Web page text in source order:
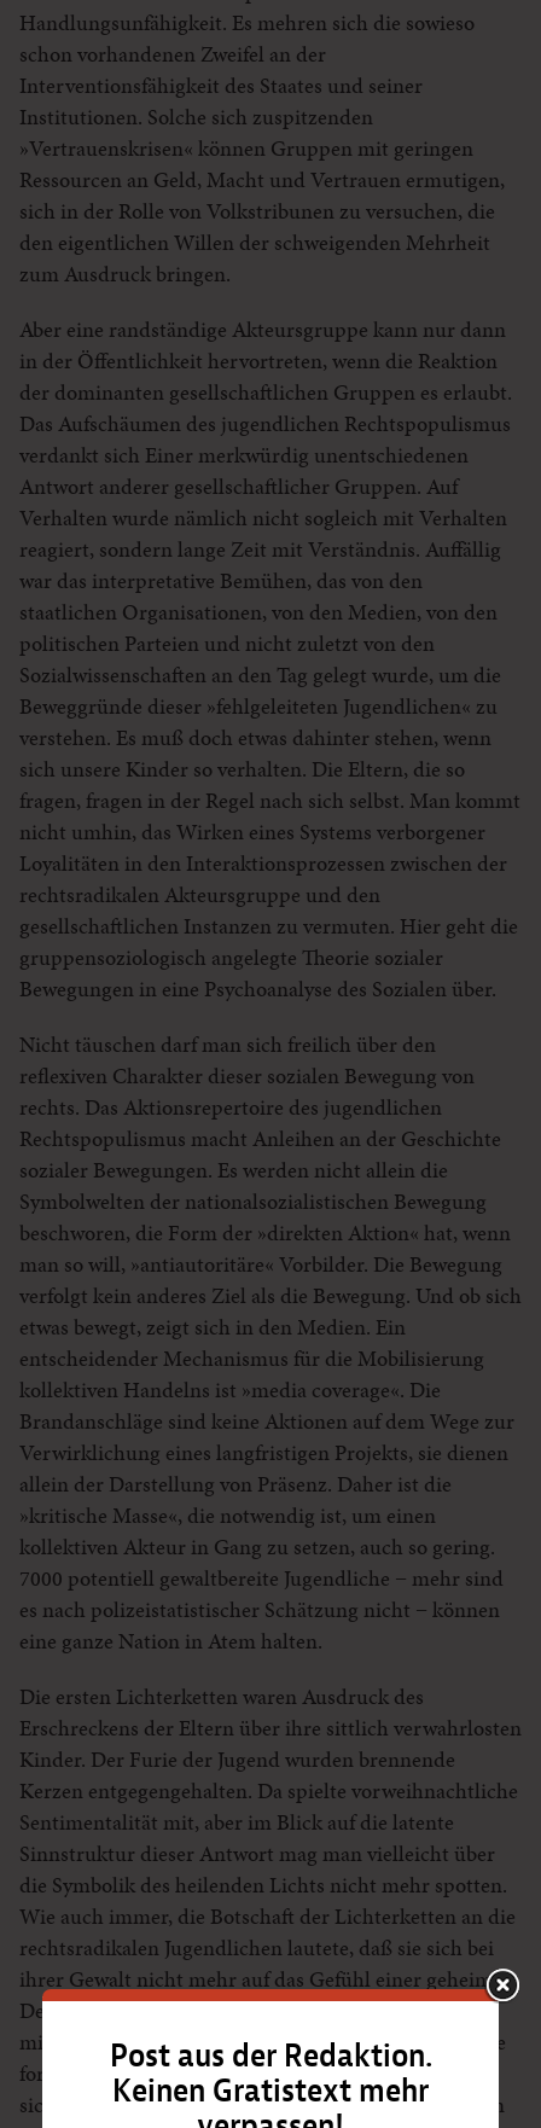
Handlungsunfähigkeit. Es mehren sich die sowieso
schon vorhandenen Zweifel an der
Interventionsfähigkeit des Staates und seiner
Institutionen. Solche sich zuspitzenden
»Vertrauenskrisen« können Gruppen mit geringen
Ressourcen an Geld, Macht und Vertrauen ermutigen,
sich in der Rolle von Volkstribunen zu versuchen, die
den eigentlichen Willen der schweigenden Mehrheit
zum Ausdruck bringen.
Aber eine randständige Akteursgruppe kann nur dann
in der Öffentlichkeit hervortreten, wenn die Reaktion
der dominanten gesellschaftlichen Gruppen es erlaubt.
Das Aufschäumen des jugendlichen Rechtspopulismus
verdankt sich Einer merkwürdig unentschiedenen
Antwort anderer gesellschaftlicher Gruppen. Auf
Verhalten wurde nämlich nicht sogleich mit Verhalten
reagiert, sondern lange Zeit mit Verständnis. Auffällig
war das interpretative Bemühen, das von den
staatlichen Organisationen, von den Medien, von den
politischen Parteien und nicht zuletzt von den
Sozialwissenschaften an den Tag gelegt wurde, um die
Beweggründe dieser »fehlgeleiteten Jugendlichen« zu
verstehen. Es muß doch etwas dahinter stehen, wenn
sich unsere Kinder so verhalten. Die Eltern, die so
fragen, fragen in der Regel nach sich selbst. Man kommt
nicht umhin, das Wirken eines Systems verborgener
Loyalitäten in den Interaktionsprozessen zwischen der
rechtsradikalen Akteursgruppe und den
gesellschaftlichen Instanzen zu vermuten. Hier geht die
gruppensoziologisch angelegte Theorie sozialer
Bewegungen in eine Psychoanalyse des Sozialen über.
Nicht täuschen darf man sich freilich über den
reflexiven Charakter dieser sozialen Bewegung von
rechts. Das Aktionsrepertoire des jugendlichen
Rechtspopulismus macht Anleihen an der Geschichte
sozialer Bewegungen. Es werden nicht allein die
Symbolwelten der nationalsozialistischen Bewegung
beschworen, die Form der »direkten Aktion« hat, wenn
man so will, »antiautoritäre« Vorbilder. Die Bewegung
verfolgt kein anderes Ziel als die Bewegung. Und ob sich
etwas bewegt, zeigt sich in den Medien. Ein
entscheidender Mechanismus für die Mobilisierung
kollektiven Handelns ist »media coverage«. Die
Brandanschläge sind keine Aktionen auf dem Wege zur
Verwirklichung eines langfristigen Projekts, sie dienen
allein der Darstellung von Präsenz. Daher ist die
»kritische Masse«, die notwendig ist, um einen
kollektiven Akteur in Gang zu setzen, auch so gering.
7000 potentiell gewaltbereite Jugendliche − mehr sind
es nach polizeistatistischer Schätzung nicht − können
eine ganze Nation in Atem halten.
Die ersten Lichterketten waren Ausdruck des
Erschreckens der Eltern über ihre sittlich verwahrlosten
Kinder. Der Furie der Jugend wurden brennende
Kerzen entgegengehalten. Da spielte vorweihnachtliche
Sentimentalität mit, aber im Blick auf die latente
Sinnstruktur dieser Antwort mag man vielleicht über
die Symbolik des heilenden Lichts nicht mehr spotten.
Wie auch immer, die Botschaft der Lichterketten an die
rechtsradikalen Jugendlichen lautete, daß sie sich bei
ihrer Gewalt nicht mehr auf das Gefühl einer geheimen
Delegation von der schweigenden Mehrheit auf die
militante Minderheit berufen können, sondern daß sie
fortan mit ihren Aktionen alleine stehen. Es handelt
sich gewissermaßen um den Versuch eines kollektiven
Post aus der Redaktion.
Keinen Gratistext mehr